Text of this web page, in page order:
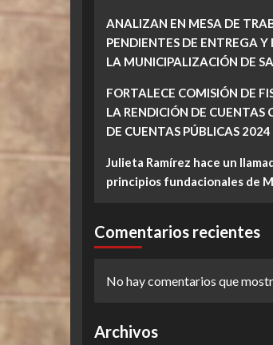
ANALIZAN EN MESA DE
PENDIENTES DE ENTREGA Y
LA MUNICIPALIZACIÓN DE
FORTALECE COMISIÓN DE
LA RENDICIÓN DE CUENTAS
DE CUENTAS PÚBLICAS 2024
Julieta Ramírez hace un
principios fundacionales de
Comentarios recientes
No hay comentarios que
Archivos